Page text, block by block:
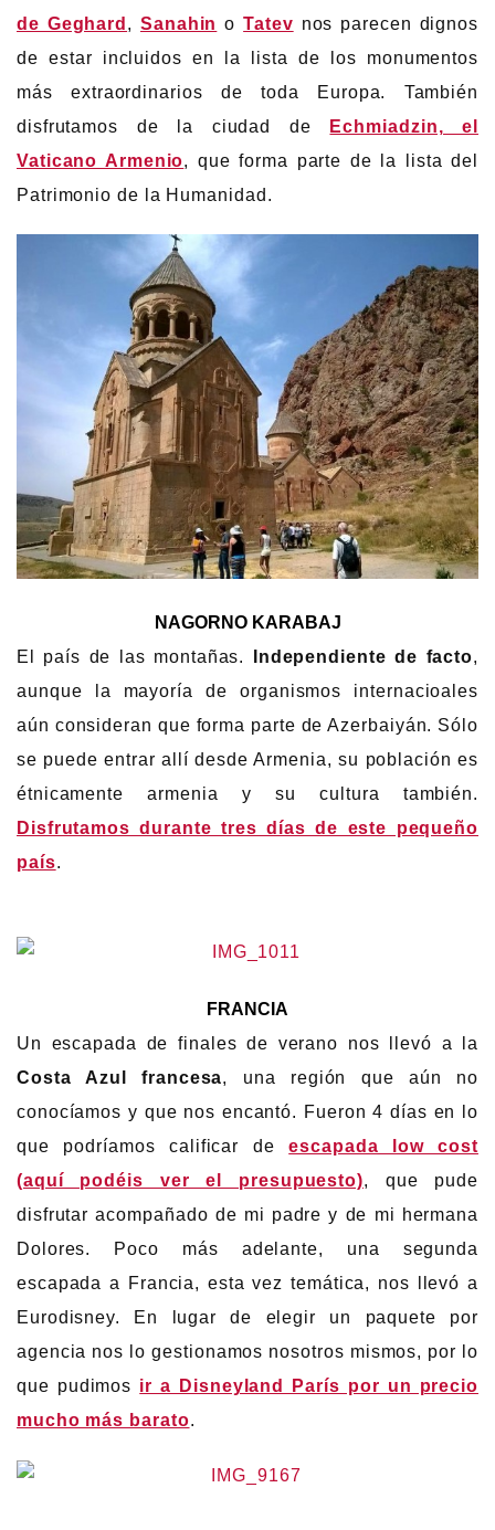
de Geghard , Sanahin oTatev nos parecen dignos
de estar incluidos en la lista de los monumentos
más extraordinarios de toda Europa. También
disfrutamos de la ciudad de
Echmiadzin, el
Vaticano Armenio, que forma parte de la lista del
Patrimonio de la Humanidad.
NAGORNO KARABAJ
El país de las montañas.
Independiente de facto,
aunque la mayoría de organismos internacioales
aún consideran que forma parte de Azerbaiyán. Sólo
se puede entrar allí desde Armenia, su población es
étnicamente armenia y su cultura también.
Disfrutamos durante tres días de este pequeño
país.
FRANCIA
Un escapada de finales de verano nos llevó a la
Costa Azul francesa, una región que aún no
conocíamos y que nos encantó. Fueron 4 días en lo
que podríamos calificar deescapada low cost
(aquí podéis ver el presupuesto), que pude
disfrutar acompañado de mi padre y de mi hermana
Dolores. Poco más adelante, una segunda
escapada a Francia, esta vez temática, nos llevó a
Eurodisney. En lugar de elegir un paquete por
agencia nos lo gestionamos nosotros mismos, por lo
que pudimos ir a Disneyland París por un precio
mucho más barato.